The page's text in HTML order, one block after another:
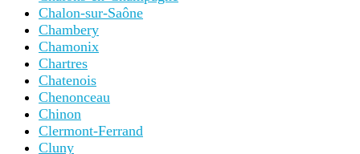
Chalon-sur-Saône
Chambery
Chamonix
Chartres
Chatenois
Chenonceau
Chinon
Clermont-Ferrand
Cluny